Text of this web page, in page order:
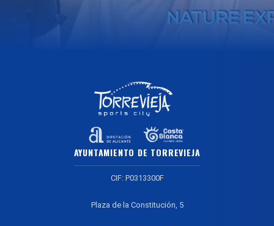
AYUNTAMIENTO DE TORREVIEJA
CIF: P0313300F
Plaza de la Constitución, 5